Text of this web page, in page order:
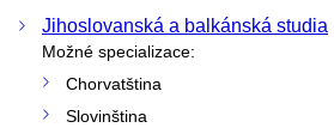
Jihoslovanská a balkánská studia
Možné specializace:
Chorvatština
Slovinština